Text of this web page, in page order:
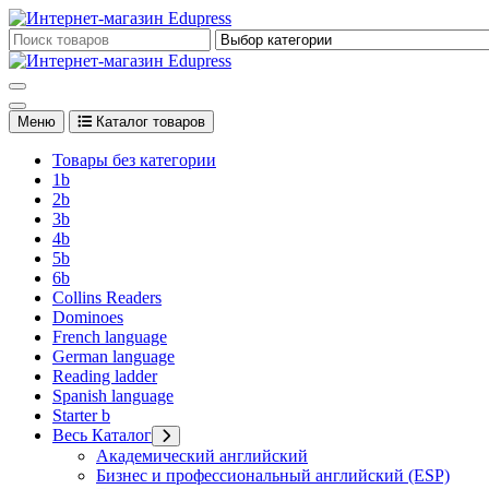
Перейти
к
содержимому
Edupress Uzbekistan, Edupress Узбекистан, книги, учебники на
Меню Каталог товаров
Товары без категории
1b
2b
3b
4b
5b
6b
Collins Readers
Dominoes
French language
German language
Reading ladder
Spanish language
Starter b
Весь Каталог
Академический английский
Бизнес и профессиональный английский (ESP)